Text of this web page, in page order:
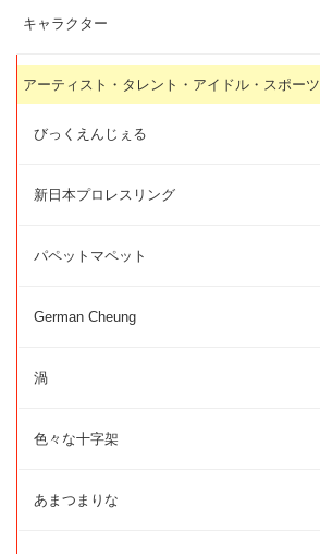
キャラクター
アーティスト・タレント・アイドル・スポーツ
びっくえんじぇる
新日本プロレスリング
パペットマペット
German Cheung
渦
色々な十字架
あまつまりな